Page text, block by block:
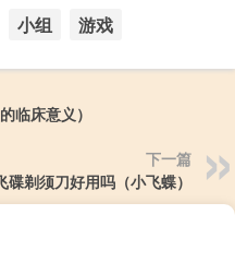
小组 游戏
临床意义）
下一篇
碟剃须刀好用吗（小飞蝶）